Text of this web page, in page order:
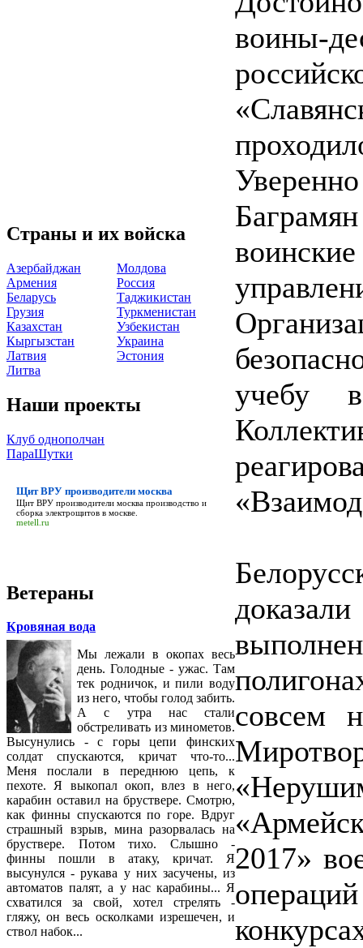
Страны и их войска
Азербайджан
Армения
Беларусь
Грузия
Казахстан
Кыргызстан
Латвия
Литва
Молдова
Россия
Таджикистан
Туркменистан
Узбекистан
Украина
Эстония
Наши проекты
Клуб однополчан
ПараШутки
Щит ВРУ производители москва
Щит ВРУ производители москвапроизводство и
сборка электрощитов в москве.
metell.ru
Ветераны
Кровяная вода
Мы лежали в окопах весь
день. Голодные - ужас. Там
тек родничок, и пили воду
из него, чтобы голод забить.
А с утра нас стали
обстреливать из минометов.
Высунулись - с горы цепи финских
солдат спускаются, кричат что-то...
Меня послали в переднюю цепь, к
пехоте. Я выкопал окоп, влез в него,
карабин оставил на бруствере. Смотрю,
как финны спускаются по горе. Вдруг
страшный взрыв, мина разорвалась на
бруствере. Потом тихо. Слышно -
финны пошли в атаку, кричат. Я
высунулся - рукава у них засучены, из
автоматов палят, а у нас карабины... Я
схватился за свой, хотел стрелять -
гляжу, он весь осколками изрешечен, и
ствол набок...
воины-
учебу
совсем
2017»